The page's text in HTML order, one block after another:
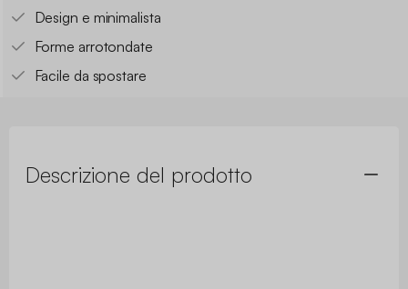
Design e minimalista
Forme arrotondate
Facile da spostare
Descrizione del prodotto